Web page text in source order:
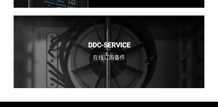
DDC-SERVICE
在线订购备件